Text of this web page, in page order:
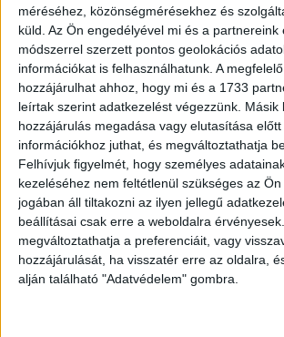
méréséhez, közönségmérésekhez és
küld. Az Ön engedélyével mi és a partnereink
módszerrel szerzett pontos geolokációs
információkat is felhasználhatunk. A
hozzájárulhat ahhoz, hogy mi és a 1733
leírtak szerint adatkezelést végezzünk. Másik
hozzájárulás megadása vagy elutasítása
információkhoz juthat, és megváltoztathatja
Felhívjuk figyelmét, hogy személyes
kezeléséhez nem feltétlenül szükséges az
jogában áll tiltakozni az ilyen jellegű
beállításai csak erre a weboldalra
megváltoztathatja a preferenciáit, vagy
hozzájárulását, ha visszatér erre az oldalra,
alján található "Adatvédelem" gombra.
– Na, melyik egy férfi három
testrésze?
– Az agy… a szív… és a pénisz –